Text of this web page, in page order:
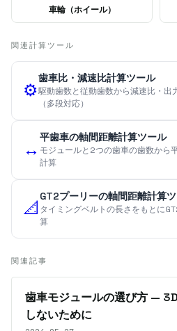
車輪（ホイール）
関連計算ツール
⚙️
歯車比・減速比計算ツール
駆動歯数と従動歯数から減速比・出
（多段対応）
↔️
平歯車の軸間距離計算ツール
モジュールと2つの歯車の歯数から
計算
📐
GT2プーリーの軸間距離計算
タイミングベルトの長さをもとに
算
関連記事
歯車モジュールの選び方 —
しないために